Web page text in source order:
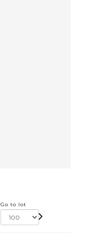
Go to lot